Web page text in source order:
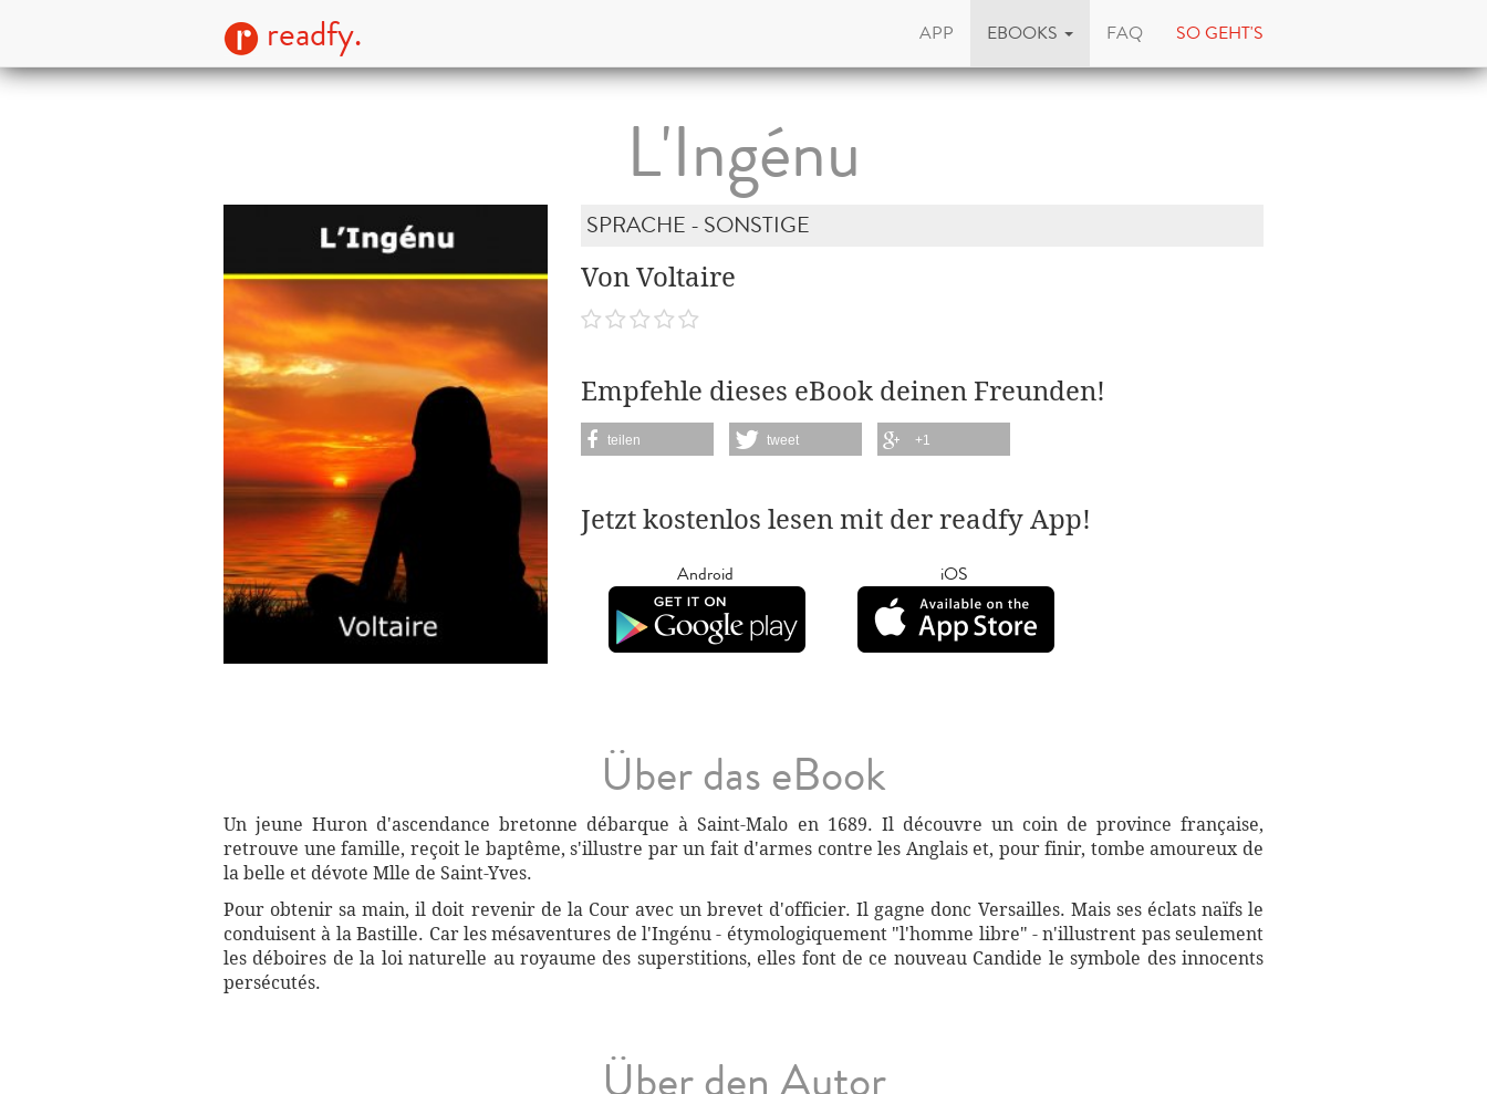
readfy. APP EBOOKS FAQ SO GEHT'S
L'Ingénu
SPRACHE - SONSTIGE
Von Voltaire
Empfehle dieses eBook deinen Freunden!
teilen tweet +1
Jetzt kostenlos lesen mit der readfy App!
Android iOS
Über das eBook
Un jeune Huron d'ascendance bretonne débarque à Saint-Malo en 1689. Il découvre un coin de province française,
retrouve une famille, reçoit le baptême, s'illustre par un fait d'armes contre les Anglais et, pour finir, tombe amoureux de
la belle et dévote Mlle de Saint-Yves.
Pour obtenir sa main, il doit revenir de la Cour avec un brevet d'officier. Il gagne donc Versailles. Mais ses éclats naïfs le
conduisent à la Bastille. Car les mésaventures de l'Ingénu - étymologiquement "l'homme libre" - n'illustrent pas seulement
les déboires de la loi naturelle au royaume des superstitions, elles font de ce nouveau Candide le symbole des innocents
persécutés.